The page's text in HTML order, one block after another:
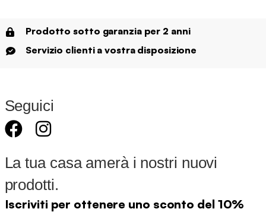
Prodotto sotto garanzia per 2 anni
Servizio clienti a vostra disposizione
Seguici
La tua casa amerà i nostri nuovi
prodotti.
Iscriviti per ottenere uno sconto del 10%